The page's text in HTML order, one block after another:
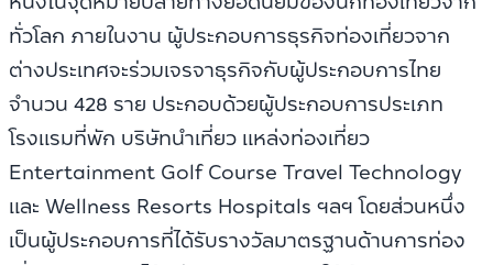
ทั่วโลก ภายในงาน ผู้ประกอบการธุรกิจท่องเที่ยวจาก
ต่างประเทศจะร่วมเจรจาธุรกิจกับผู้ประกอบการไทย
จำนวน 428 ราย ประกอบด้วยผู้ประกอบการประเภท
โรงแรมที่พัก บริษัทนำเที่ยว แหล่งท่องเที่ยว
Entertainment Golf Course Travel Technology
และ Wellness Resorts Hospitals ฯลฯ โดยส่วนหนึ่ง
เป็นผู้ประกอบการที่ได้รับรางวัลมาตรฐานด้านการท่อง